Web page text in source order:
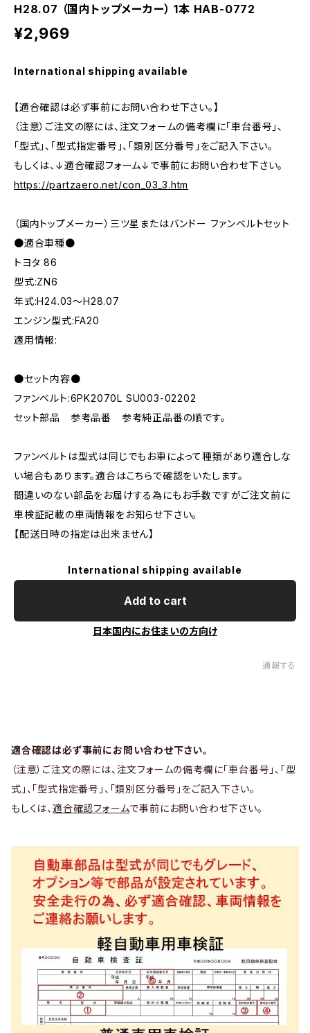
H28.07 （国内トップメーカー） 1本 HAB-0772
¥2,969
International shipping available
【適合確認は必ず事前にお問い合わせ下さい。】
（注意）ご注文の際には、注文フォームの備考欄に「車台番号」、
「型式」、「型式指定番号」、「類別区分番号」をご記入下さい。
もしくは、↓適合確認フォーム↓で事前にお問い合わせ下さい。
https://partzaero.net/con_03_3.htm
（国内トップメーカー）三ツ星またはバンドー ファンベルトセット
●適合車種●
トヨタ 86
型式:ZN6
年式:H24.03～H28.07
エンジン型式:FA20
適用情報:
●セット内容●
ファンベルト:6PK2070L SU003-02202
セット部品 参考品番 参考純正品番の順です。
ファンベルトは型式は同じでもお車によって種類があり適合しな
い場合もあります。適合はこちらで確認をいたします。
間違いのない部品をお届けする為にもお手数ですがご注文前に
車検証記載の車両情報をお知らせ下さい。
【配送日時の指定は出来ません】
International shipping available
Add to cart
日本国内にお住まいの方向け
通報する
適合確認は必ず事前にお問い合わせ下さい。
（注意）ご注文の際には、注文フォームの備考欄に「車台番号」、「型
式」、「型式指定番号」、「類別区分番号」をご記入下さい。
もしくは、 適合確認フォームで事前にお問い合わせ下さい。